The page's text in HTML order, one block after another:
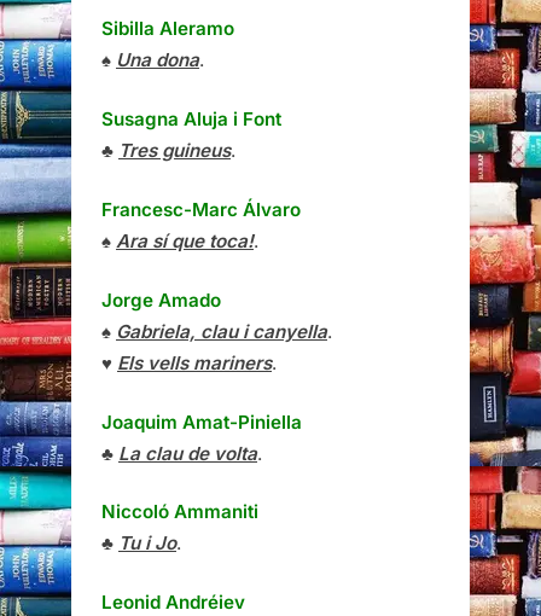
Sibilla Aleramo
♠ Una dona.
Susagna Aluja i Font
♣ Tres guineus.
Francesc-Marc Álvaro
♠ Ara sí que toca!.
Jorge Amado
♠ Gabriela, clau i canyella.
♥ Els vells mariners.
Joaquim Amat-Piniella
♣ La clau de volta.
Niccoló Ammaniti
♣ Tu i Jo.
Leonid Andréiev